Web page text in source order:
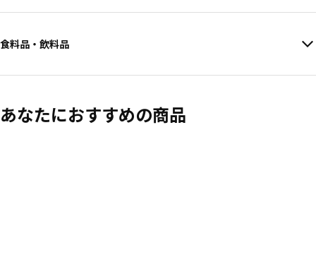
食料品・飲料品
あなたにおすすめの商品